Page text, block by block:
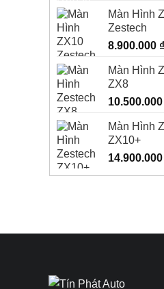
Màn Hình
Zestech
8.900.000 ₫
Màn Hình
ZX8
10.500.000
Màn Hình
ZX10+
14.900.000